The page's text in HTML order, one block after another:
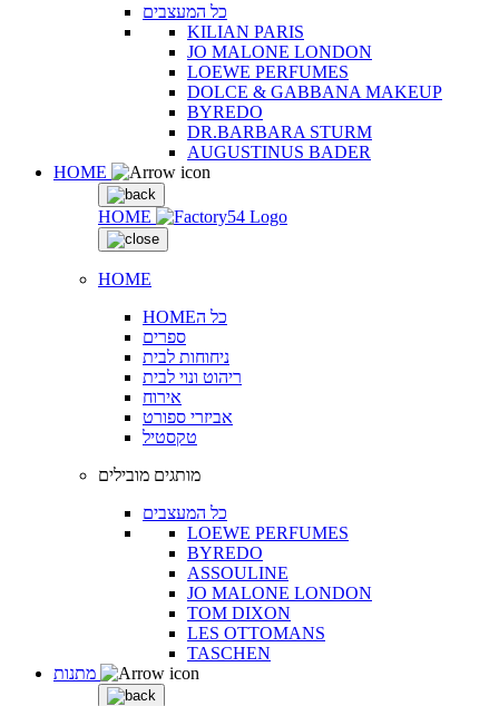
כל המעצבים
KILIAN PARIS
JO MALONE LONDON
LOEWE PERFUMES
DOLCE & GABBANA MAKEUP
BYREDO
DR.BARBARA STURM
AUGUSTINUS BADER
HOME
HOME
HOME
HOMEכל ה
ספרים
ניחוחות לבית
ריהוט ונוי לבית
אירוח
אביזרי ספורט
טקסטיל
מותגים מובילים
כל המעצבים
LOEWE PERFUMES
BYREDO
ASSOULINE
JO MALONE LONDON
TOM DIXON
LES OTTOMANS
TASCHEN